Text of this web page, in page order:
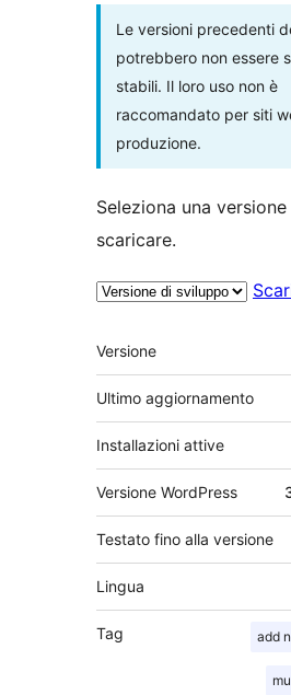
Le versioni precedenti
potrebbero non essere
stabili. Il loro uso non è
raccomandato per siti
produzione.
Seleziona una
scaricare.
Meta
Versione
Ultimo aggiornamento
Installazioni attive
Versione WordPress
Testato fino alla versione
Lingua
Tag add